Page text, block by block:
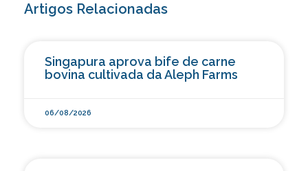
Artigos Relacionadas
Singapura aprova bife de carne
bovina cultivada da Aleph Farms
06/08/2026